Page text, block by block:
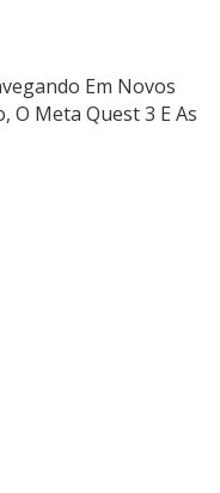
Em Novos
O Meta Quest 3 E As